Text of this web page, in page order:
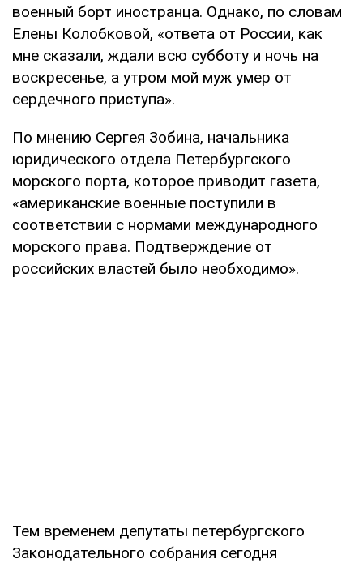
военный борт иностранца. Однако, по словам
Елены Колобковой, «ответа от России, как
мне сказали, ждали всю субботу и ночь на
воскресенье, а утром мой муж умер от
сердечного приступа».
По мнению Сергея Зобина, начальника
юридического отдела Петербургского
морского порта, которое приводит газета,
«американские военные поступили в
соответствии с нормами международного
морского права. Подтверждение от
российских властей было необходимо».
Тем временем депутаты петербургского
Законодательного собрания сегодня